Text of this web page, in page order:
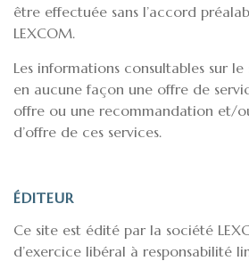
être effectuée sans l’accord
LEXCOM.
Les informations consultables sur
en aucune façon une offre de
offre ou une recommandation et/
d’offre de ces services.
ÉDITEUR
Ce site est édité par la société
d’exercice libéral à responsabilité